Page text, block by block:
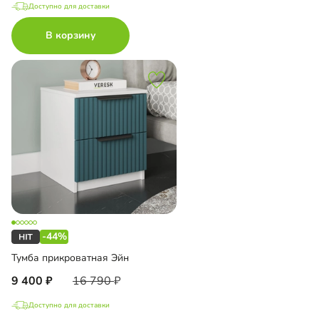
Доступно для доставки
В корзину
-44%
Тумба прикроватная Эйн
9 400 16 790
Доступно для доставки